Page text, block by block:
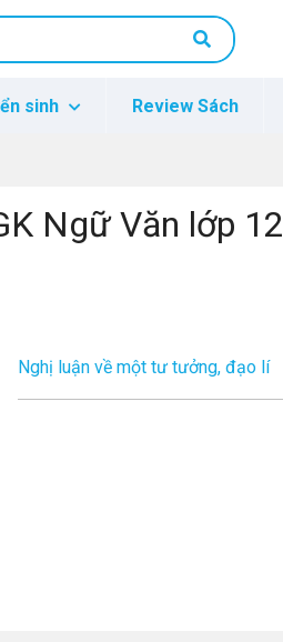
sinh Review Sách
Ngữ Văn lớp 12
Nghị luận về một tư tưởng, đạo lí